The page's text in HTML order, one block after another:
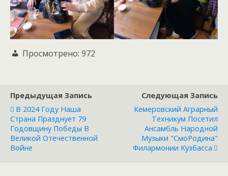
Просмотрено: 972
Предыдущая Запись
В 2024 Году Наша
Страна Празднует 79
Годовщину Победы В
Великой Отечественной
Войне
Следующая Запись
Кемеровский Аграрный
Техникум Посетил
Ансамбль Народной
Музыки "СмоРодина"
Филармонии Кузбасса